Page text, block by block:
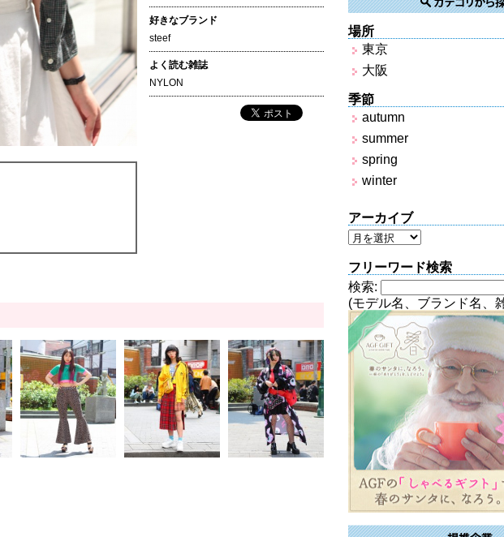
好きなブランド
steef
よく読む雑誌
NYLON
場所
東京
大阪
季節
autumn
summer
spring
winter
アーカイブ
フリーワード検索
検索:
(モデル名、ブランド名、